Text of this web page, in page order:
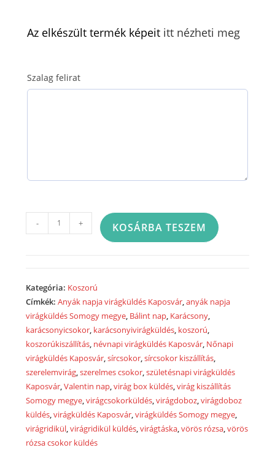
Az elkészült termék képeit itt nézheti meg
Szalag felirat
koszorú
mennyiség
- + KOSÁRBA TESZEM
Kategória: Koszorú
Címkék:Anyák napja virágküldés Kaposvár,anyák napja
virágküldés Somogy megye, Bálint nap, Karácsony,
karácsonyicsokor, karácsonyivirágküldés, koszorú,
koszorúkiszállítás, névnapi virágküldés Kaposvár, Nőnapi
virágküldés Kaposvár,sírcsokor,sírcsokor kiszállítás,
szerelemvirág,szerelmes csokor,születésnapi virágküldés
Kaposvár,Valentin nap,virág box küldés,virág kiszállítás
Somogy megye,virágcsokorküldés,virágdoboz,virágdoboz
küldés,virágküldés Kaposvár,virágküldés Somogy megye,
virágridikül,virágridikül küldés,virágtáska,vörös rózsa,vörös
rózsa csokor küldés